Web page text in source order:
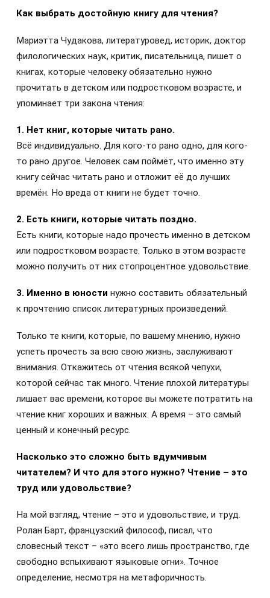
Как выбрать достойную книгу для чтения?
Мариэтта Чудакова, литературовед, историк, доктор
филологических наук, критик, писательница, пишет о
книгах, которые человеку обязательно нужно
прочитать в детском или подростковом возрасте, и
упоминает три закона чтения:
1. Нет книг, которые читать рано.
Всё индивидуально. Для кого-то рано одно, для кого-
то рано другое. Человек сам поймёт, что именно эту
книгу сейчас читать рано и отложит её до лучших
времён. Но вреда от книги не будет точно.
2. Есть книги, которые читать поздно.
Есть книги, которые надо прочесть именно в детском
или подростковом возрасте. Только в этом возрасте
можно получить от них стопроцентное удовольствие.
3. Именно в юности нужно составить обязательный
к прочтению список литературных произведений.
Только те книги, которые, по вашему мнению, нужно
успеть прочесть за всю свою жизнь, заслуживают
внимания. Откажитесь от чтения всякой чепухи,
которой сейчас так много. Чтение плохой литературы
лишает вас времени, которое вы можете потратить на
чтение книг хороших и важных. А время – это самый
ценный и конечный ресурс.
Насколько это сложно быть вдумчивым
читателем? И что для этого нужно? Чтение – это
труд или удовольствие?
На мой взгляд, чтение – это и удовольствие, и труд.
Ролан Барт, французский философ, писал, что
словесный текст – «это всего лишь пространство, где
свободно вспыхивают языковые огни». Точное
определение, несмотря на метафоричность.